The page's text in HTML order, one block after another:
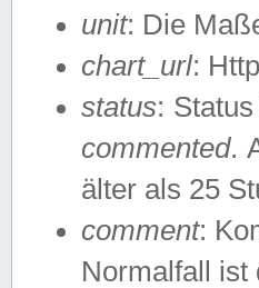
unit: Die
chart_url:
status:
commented.
älter als 25
comment:
Normalfall ist